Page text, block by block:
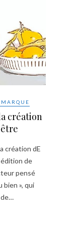
création
création dE
de
pensé
bien », qui
de…